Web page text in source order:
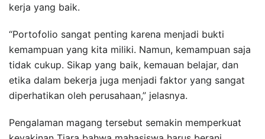
kerja yang baik.
“Portofolio sangat penting karena menjadi bukti
kemampuan yang kita miliki. Namun, kemampuan saja
tidak cukup. Sikap yang baik, kemauan belajar, dan
etika dalam bekerja juga menjadi faktor yang sangat
diperhatikan oleh perusahaan,” jelasnya.
Pengalaman magang tersebut semakin memperkuat